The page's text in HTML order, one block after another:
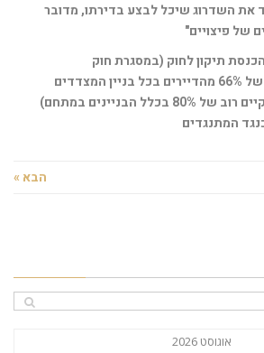
את השדרוג שיכל לבצע בדירתו, מדובר
של פיצויים"
אישרה הכנסת תיקון לחוק (במסגרת חוק
ההסדרים), לפיו רוב של 66% מהדיירים בכל בניין המצדדים
בפרויקט (ובתנאי שקיים רוב של 80% בכלל הבניינים במתחם)
המתנגדים
הבא »
אוגוסט 2026